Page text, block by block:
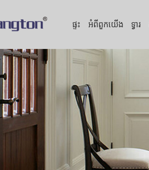
ផ្ទះ អំពី​ពួក​យើង ទ្វារ